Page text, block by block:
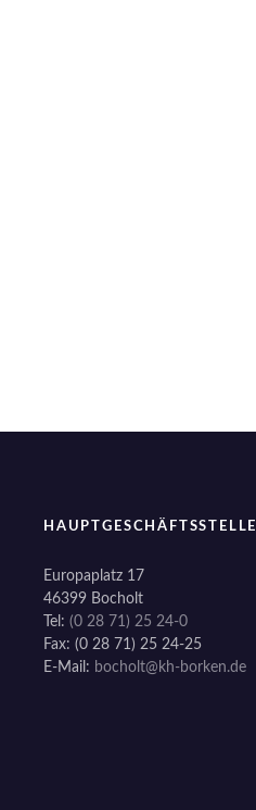
HAUPTGESCHÄFTSSTELLE
Europaplatz 17
46399 Bocholt
Tel: (0 28 71) 25 24-0
Fax: (0 28 71) 25 24-25
E-Mail: bocholt@kh-borken.de